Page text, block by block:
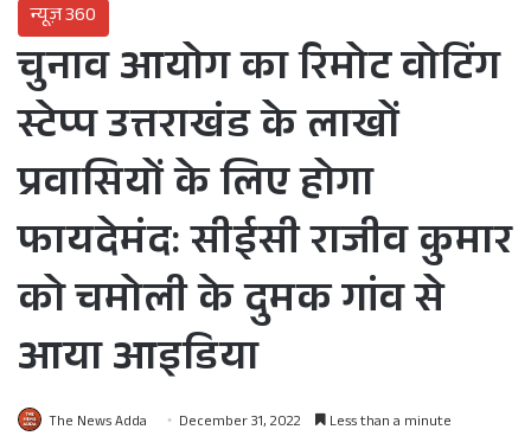
न्यूज़ 360
चुनाव आयोग का रिमोट वोटिंग
स्टेप्प उत्तराखंड के लाखों
प्रवासियों के लिए होगा
फायदेमंद: सीईसी राजीव कुमार
को चमोली के दुमक गांव से
आया आइडिया
The News Adda December 31, 2022 Less than a minute